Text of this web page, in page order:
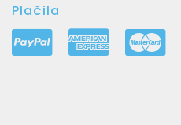
Plačila